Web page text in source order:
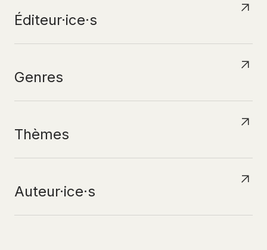
Éditeur·ice·s
Genres
Thèmes
Auteur·ice·s